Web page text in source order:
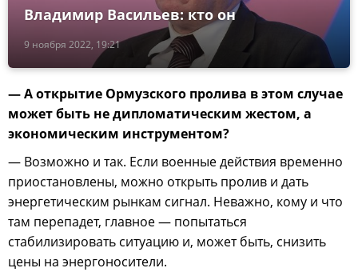
9 ноября 2022, 19:21
Владимир Васильев: кто он
— А открытие Ормузского пролива в этом случае
может быть не дипломатическим жестом, а
экономическим инструментом?
— Возможно и так. Если военные действия временно
приостановлены, можно открыть пролив и дать
энергетическим рынкам сигнал. Неважно, кому и что
там перепадет, главное — попытаться
стабилизировать ситуацию и, может быть, снизить
цены на энергоносители.